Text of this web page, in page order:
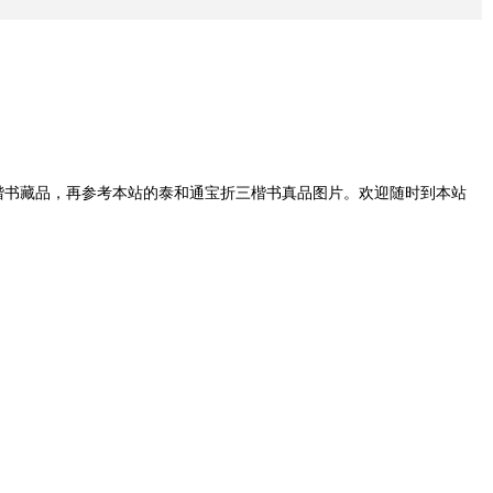
藏品，再参考本站的泰和通宝折三楷书真品图片。欢迎随时到本站